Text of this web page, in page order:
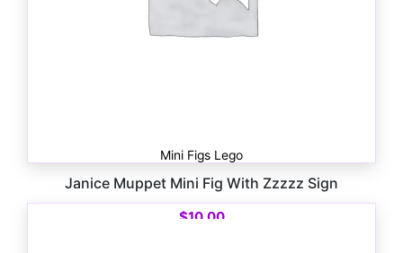
Mini Figs Lego
Janice Muppet Mini Fig With Zzzzz Sign
$10.00